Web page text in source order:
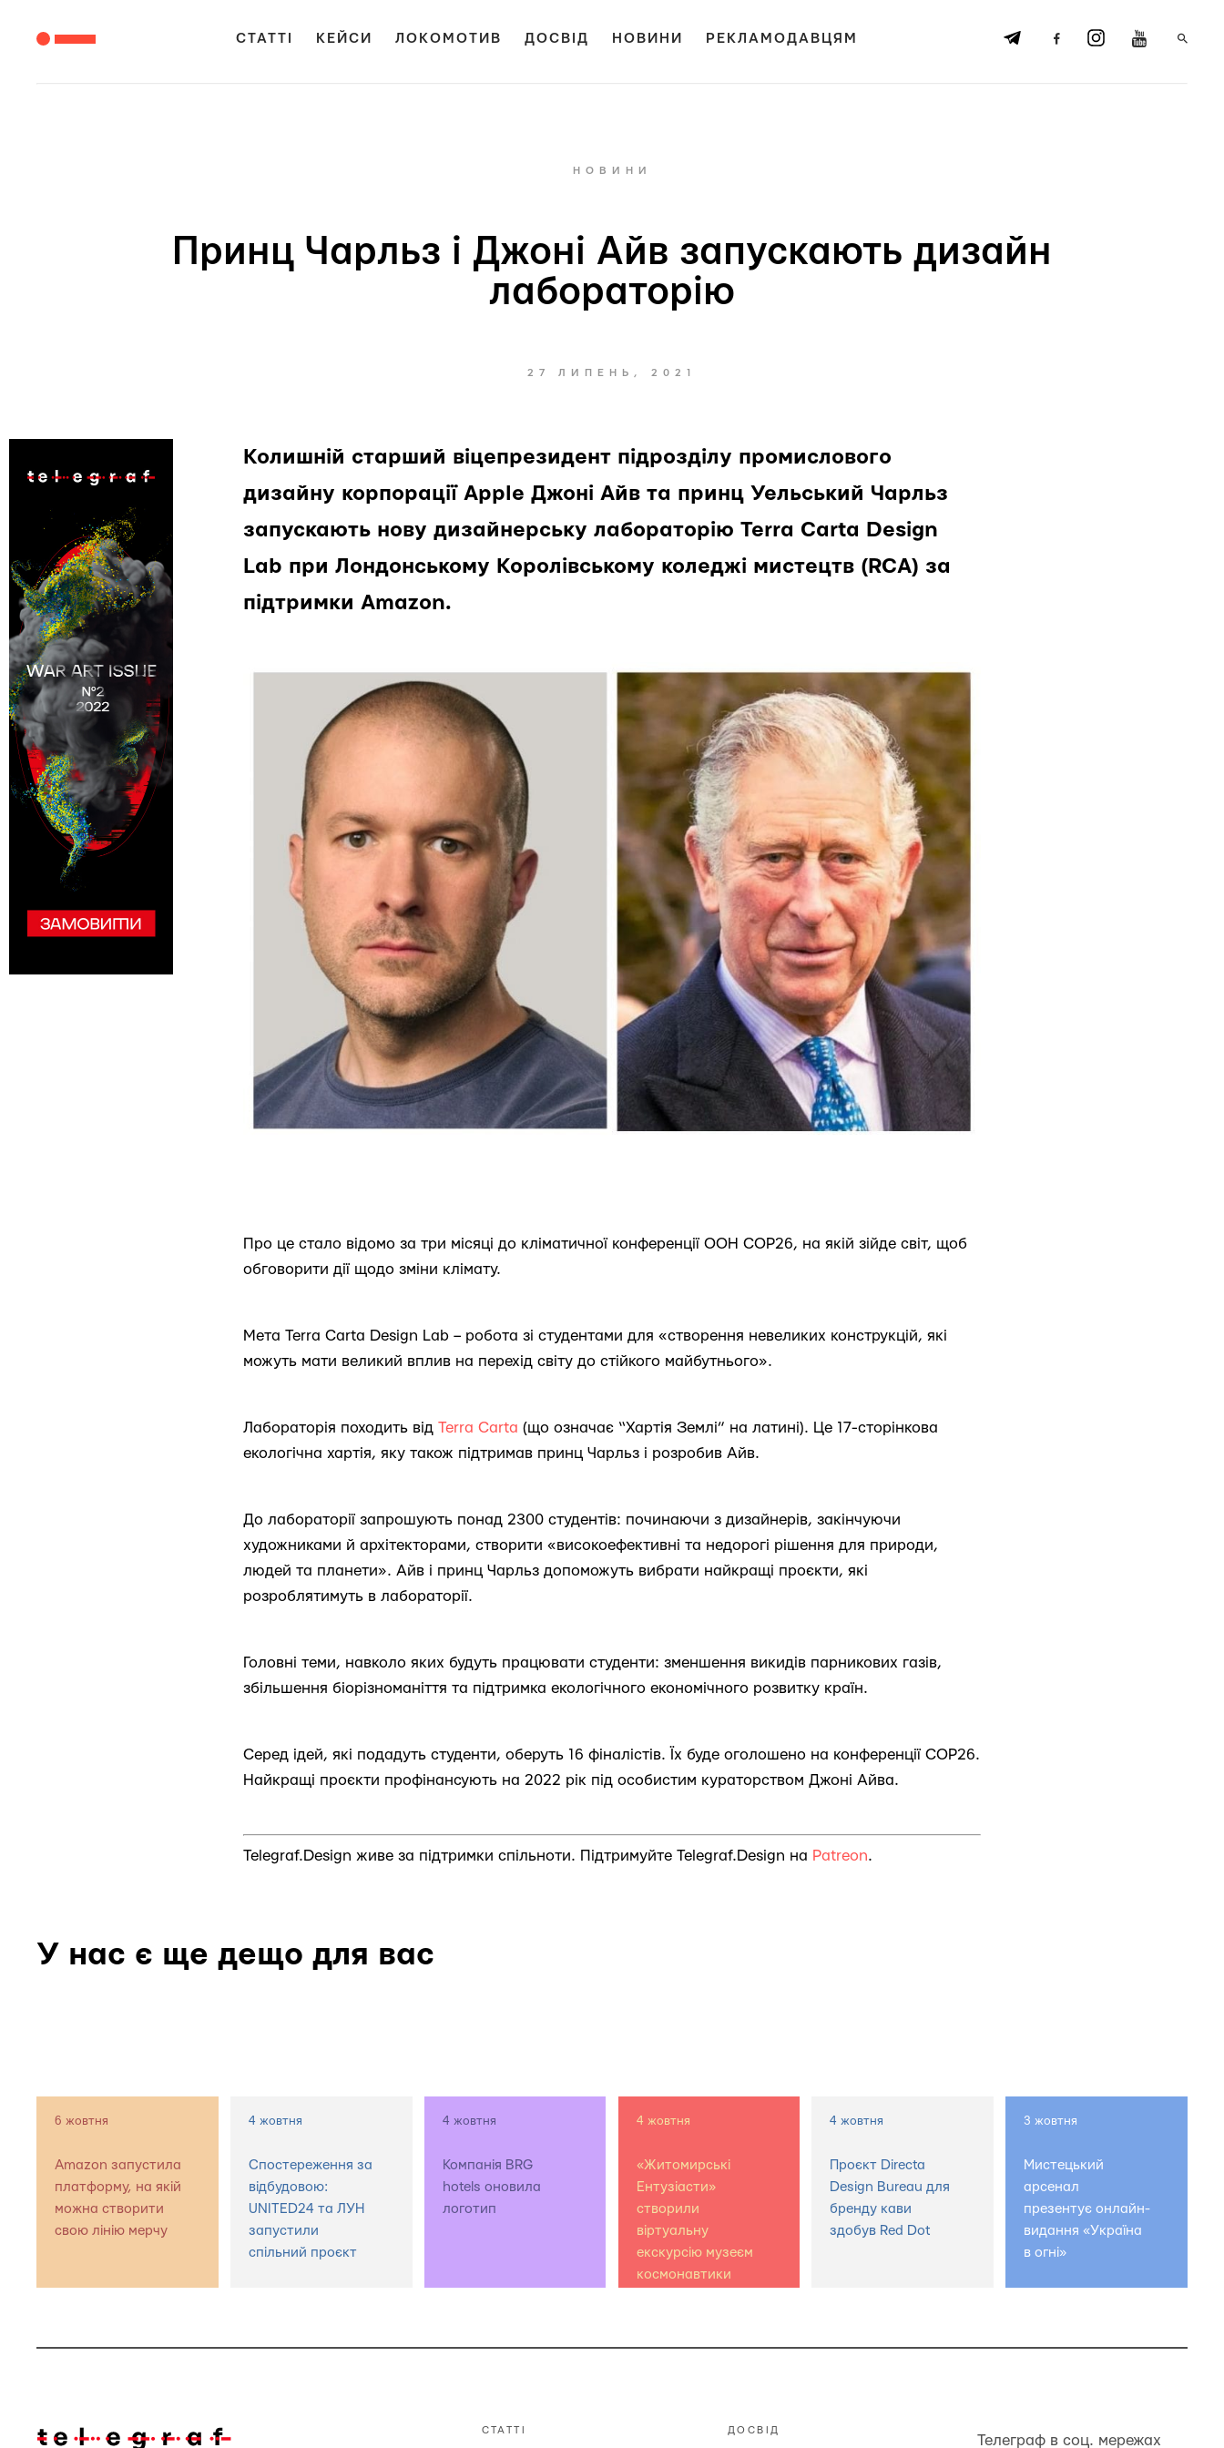
СТАТТІ КЕЙСИ ЛОКОМОТИВ ДОСВІД НОВИНИ РЕКЛАМОДАВЦЯМ
НОВИНИ
Принц Чарльз і Джоні Айв запускають дизайн
лабораторію
27 ЛИПЕНЬ, 2021
Колишній старший віцепрезидент підрозділу промислового
дизайну корпорації Apple Джоні Айв та принц Уельський Чарльз
запускають нову дизайнерську лабораторію Terra Carta Design
Lab при Лондонському Королівському коледжі мистецтв (RCA) за
підтримки Amazon.
Про це стало відомо за три місяці до кліматичної конференції ООН COP26, на якій зійде світ, щоб
обговорити дії щодо зміни клімату.
Мета Terra Carta Design Lab – робота зі студентами для «створення невеликих конструкцій, які
можуть мати великий вплив на перехід світу до стійкого майбутнього».
Лабораторія походить від Terra Carta (що означає “Хартія Землі” на латині). Це 17-сторінкова
екологічна хартія, яку також підтримав принц Чарльз і розробив Айв.
До лабораторії запрошують понад 2300 студентів: починаючи з дизайнерів, закінчуючи
художниками й архітекторами, створити «високоефективні та недорогі рішення для природи,
людей та планети». Айв і принц Чарльз допоможуть вибрати найкращі проєкти, які
розроблятимуть в лабораторії.
Головні теми, навколо яких будуть працювати студенти: зменшення викидів парникових газів,
збільшення біорізноманіття та підтримка екологічного економічного розвитку країн.
Серед ідей, які подадуть студенти, оберуть 16 фіналістів. Їх буде оголошено на конференції COP26.
Найкращі проєкти профінансують на 2022 рік під особистим кураторством Джоні Айва.
Telegraf.Design живе за підтримки спільноти. Підтримуйте Telegraf.Design на Patreon.
У нас є ще дещо для вас
6 жовтня
Amazon запустила
платформу, на якій
можна створити
свою лінію мерчу
4 жовтня
Спостереження за
відбудовою:
UNITED24 та ЛУН
запустили
спільний проєкт
4 жовтня
Компанія BRG
hotels оновила
логотип
4 жовтня
«Житомирські
Ентузіасти»
створили
віртуальну
екскурсію музеєм
космонавтики
4 жовтня
Проєкт Directa
Design Bureau для
бренду кави
здобув Red Dot
3 жовтня
Мистецький
арсенал
презентує онлайн-
видання «Україна
в огні»
СТАТТІ ДОСВІД
Телеграф в соц. мережах